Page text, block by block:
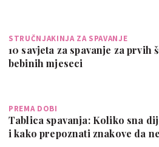
STRUČNJAKINJA ZA SPAVANJE
10 savjeta za spavanje za prvih
bebinih mjeseci
PREMA DOBI
Tablica spavanja: Koliko sna
i kako prepoznati znakove da